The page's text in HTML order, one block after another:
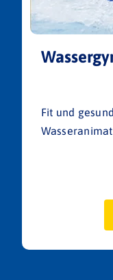
Fit und